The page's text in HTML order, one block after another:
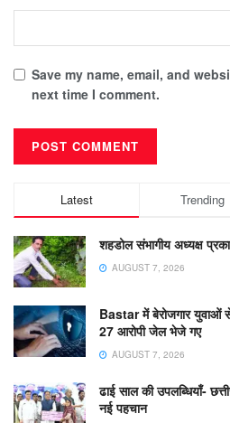
Save my name, email, and
next time I comment.
Latest Trending
शहडोल संभागीय अध्यक्ष
AUGUST 7, 2026
Bastar में बेरोजगार युवाओं
27 आरोपी जेल भेजे गए
AUGUST 7, 2026
ढाई साल की उपलब्धियाँ-
नई पहचान